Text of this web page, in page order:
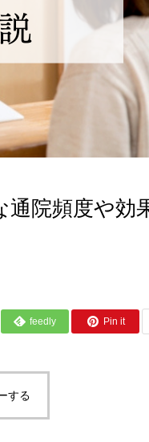
院頻度や効
feedly Pin it
する